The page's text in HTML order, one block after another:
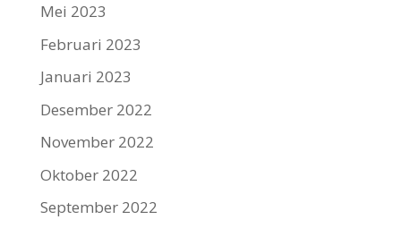
Mei 2023
Februari 2023
Januari 2023
Desember 2022
November 2022
Oktober 2022
September 2022